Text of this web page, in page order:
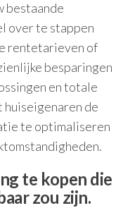
bestaande
over te stappen
rentetarieven of
besparingen
en totale
de
te optimaliseren
te kopen die
zou zijn.